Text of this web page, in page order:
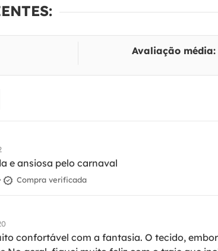
Avaliação média:
e ansiosa pelo carnaval
Compra verificada
confortável com a fantasia. O tecido,